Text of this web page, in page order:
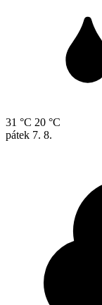
31 °C 20 °C
pátek 7. 8.